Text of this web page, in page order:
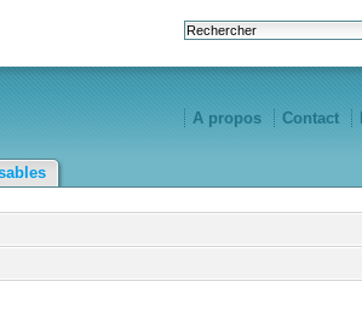
A propos Contact